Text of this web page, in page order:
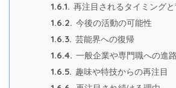
1.6.1. 再注目されるタイミング
1.6.2. 今後の活動の可能性
1.6.3. 芸能界への復帰
1.6.4. 一般企業や専門職への進路
1.6.5. 趣味や特技からの再注目